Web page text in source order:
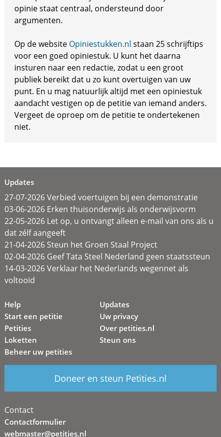
opinie staat centraal, ondersteund door
argumenten.
Op de website Opiniestukken.nl staan 25 schrijftips
voor een goed opiniestuk. U kunt het daarna
insturen naar een redactie, zodat u een groot
publiek bereikt dat u zo kunt overtuigen van uw
punt. En u mag natuurlijk altijd met een opiniestuk
aandacht vestigen op de petitie van iemand anders.
Vergeet de oproep om de petitie te ondertekenen
niet.
Updates
27-07-2026 Verbied voertuigen bij een demonstratie
03-06-2026 Erken thuisonderwijs als onderwijsvorm
22-05-2026 Let op, u ontvangt alleen e-mail van ons als u
dat zélf aangeeft
21-04-2026 Steun het Groen Staal Project
02-04-2026 Geef Tata Steel Nederland geen staatssteun
14-03-2026 Verklaar het Nederlands wegennet als
voltooid
Help
Start een petitie
Petities
Loketten
Beheer uw petities
Updates
Uw privacy
Over petities.nl
Steun ons
Doneer en steun Petities.nl
Contact
Contactformulier
webmaster@petities.nl